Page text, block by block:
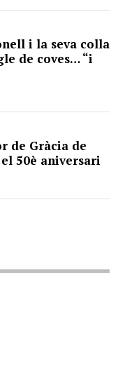
i la seva colla
de coves… “i
de Gràcia de
50è aniversari